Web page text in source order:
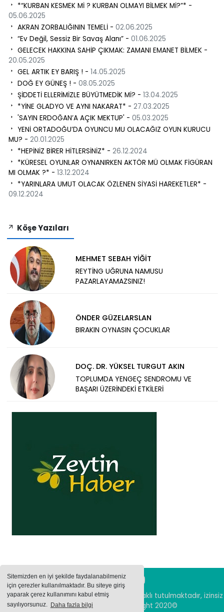
Sitemizden en iyi şekilde faydalanabilmeniz
için çerezler kullanılmaktadır. Bu siteye giriş
yaparak çerez kullanımını kabul etmiş
sayılıyorsunuz. Daha fazla bilgi
*“KURBAN KESMEK Mİ ? KURBAN OLMAYI BİLMEK Mİ?”* -
05.06.2025
AKRAN ZORBALIĞININ TEMELİ - 02.06.2025
“Ev Değil, Sessiz Bir Savaş Alanı” - 01.06.2025
GELECEK HAKKINA SAHİP ÇIKMAK: ZAMANI EMANET BİLMEK -
20.05.2025
GEL ARTIK EY BARIŞ ! - 14.05.2025
DOĞ EY GÜNEŞ ! - 08.05.2025
ŞİDDETİ ELLERİMİZLE BÜYÜTMEDİK Mİ? - 13.04.2025
*YİNE GLADYO VE AYNI NAKARAT* - 27.03.2025
'SAYIN ERDOĞAN’A AÇIK MEKTUP' - 05.03.2025
YENİ ORTADOĞU’DA OYUNCU MU OLACAĞIZ OYUN KURUCU
MU? - 20.01.2025
*HEPİNİZ BİRER HİTLERSİNİZ* - 26.12.2024
*KÜRESEL OYUNLAR OYNANIRKEN AKTÖR MÜ OLMAK FİGÜRAN
MI OLMAK ?* - 13.12.2024
*YARINLARA UMUT OLACAK ÖZLENEN SİYASİ HAREKETLER* -
09.12.2024
Köşe Yazıları
MEHMET SEBAH YİĞİT
REYTİNG UĞRUNA NAMUSU
PAZARLAYAMAZSINIZ!
ÖNDER GÜZELARSLAN
BIRAKIN OYNASIN ÇOCUKLAR
DOÇ. DR. YÜKSEL TURGUT AKIN
TOPLUMDA YENGEÇ SENDROMU VE
BAŞARI ÜZERİNDEKİ ETKİLERİ
Sitemizde bulunan içeriklerin tüm hakları saklı tutulmaktadır, izinsiz
içerikler kullanılamaz. Copyright 2020©